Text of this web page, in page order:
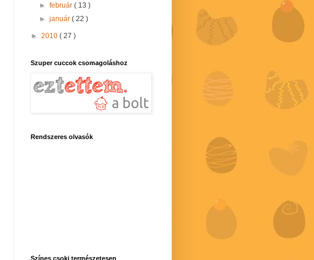
►február( 13 )
►január( 22 )
► 2010 ( 27 )
Szuper cuccok csomagoláshoz
Rendszeres olvasók
Színes csoki természetesen